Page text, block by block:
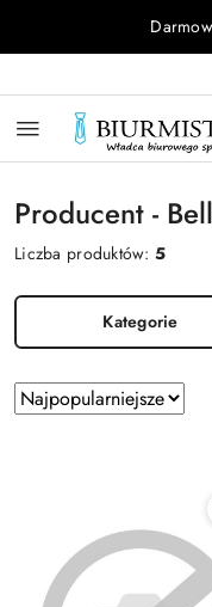
Przejdź do treści
Przejdź do
Przejdź do moje
Przejdź do menu
Przejdź do stopki
Producent -
Liczba produktów:5
Kategorie
Zastosowano
sortowanie:
Sortuj
według